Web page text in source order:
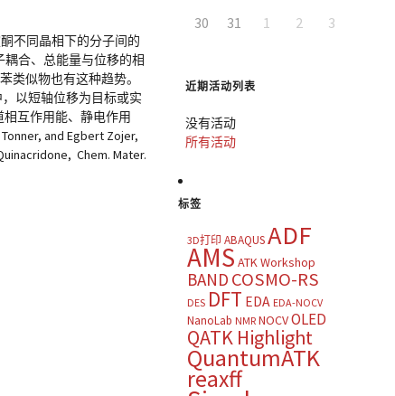
不同晶相下的分子间的
合、总能量与位移的相
类似物也有这种趋势。
以短轴位移为目标或实
相互作用能、静电作用
and Egbert Zojer,
Chem. Mater.
30
31 1 2 3
近期活动列表
没有活动
所有活动
标签
3D打印 ABAQUSADF
AMS ATK Workshop
BAND COSMO-RS
DES DFT EDA EDA-NOCV
NanoLab NMR NOCVOLED
QATK Highlight
QuantumATK
reaxff